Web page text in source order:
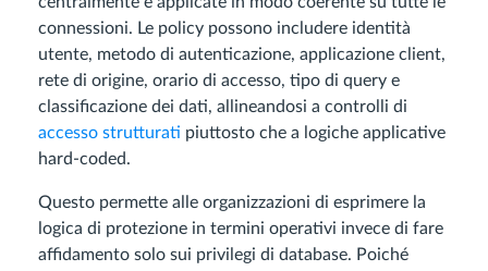
connessioni. Le policy possono includere identità
utente, metodo di autenticazione, applicazione client,
rete di origine, orario di accesso, tipo di query e
classificazione dei dati, allineandosi a controlli di
accesso strutturati piuttosto che a logiche applicative
hard-coded.
Questo permette alle organizzazioni di esprimere la
logica di protezione in termini operativi invece di fare
affidamento solo sui privilegi di database. Poiché